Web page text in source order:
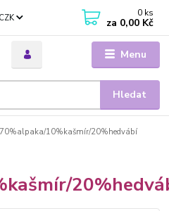
Menu
CZK
Hledat
0 ks
za 0,00 Kč
10%kašmír/20%hedvábí